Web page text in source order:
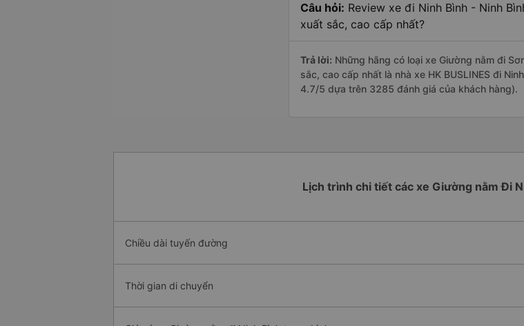
Câu hỏi: Review xe đi Ninh Bình - Ninh
xuất sắc, cao cấp nhất?
Trả lời: Những hãng có loại xe Giường nằm đi
sắc, cao cấp nhất là nhà xe HK BUSLINES đi
4.7/5 dựa trên 3285 đánh giá của khách hàng).
Lịch trình chi tiết các xe Giường nằm Đi
Chiều dài tuyến đường
Thời gian di chuyển